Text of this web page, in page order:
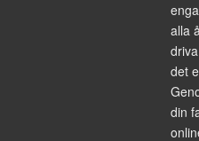
alla
det
din